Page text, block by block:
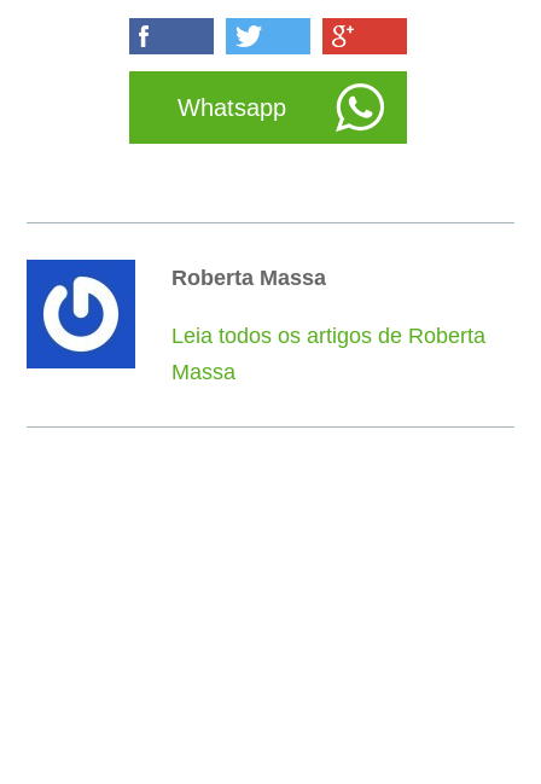
Whatsapp
Roberta Massa
Leia todos os artigos de Roberta
Massa